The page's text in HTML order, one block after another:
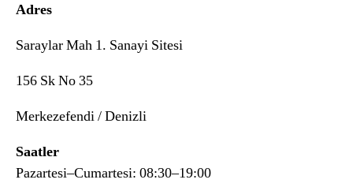
Adres
Saraylar Mah 1. Sanayi Sitesi
156 Sk No 35
Merkezefendi / Denizli
Saatler
Pazartesi–Cumartesi: 08:30–19:00